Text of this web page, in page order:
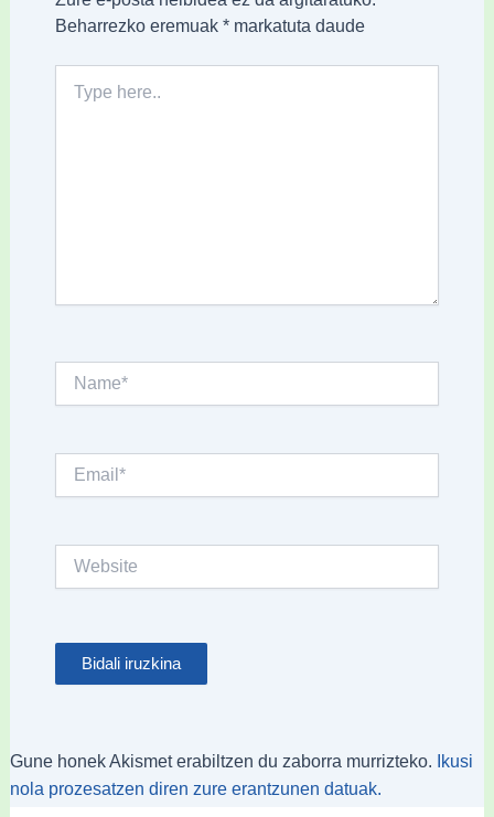
Beharrezko eremuak *markatuta daude
here..
Gune honek Akismet erabiltzen du zaborra murrizteko.
Ikusi
nola prozesatzen diren zure erantzunen datuak.